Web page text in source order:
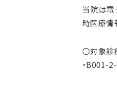
当院は電
時医療情
〇対象診
・B001-